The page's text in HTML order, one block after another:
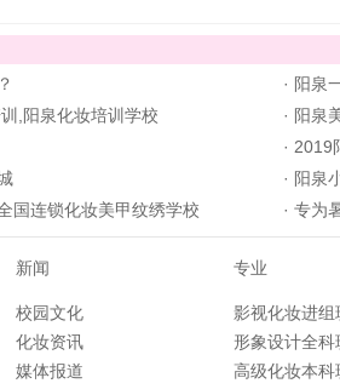
· 阳泉
,阳泉化妆培训学校 · 阳泉
· 2019
· 阳泉
国连锁化妆美甲纹绣学校 · 专为
新闻 专业
校园文化
影视化妆进组
化妆资讯
形象设计全科
媒体报道
高级化妆本科